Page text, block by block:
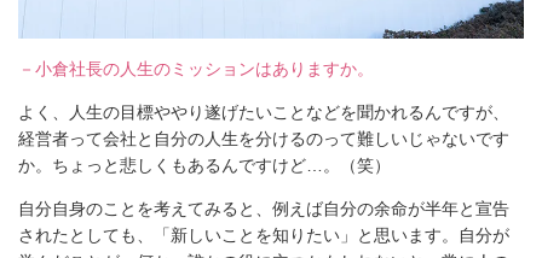
－小倉社長の人生のミッションはありますか。
よく、人生の目標ややり遂げたいことなどを聞かれるんですが、
経営者って会社と自分の人生を分けるのって難しいじゃないです
か。ちょっと悲しくもあるんですけど…。（笑）
自分自身のことを考えてみると、例えば自分の余命が半年と宣告
されたとしても、「新しいことを知りたい」と思います。自分が